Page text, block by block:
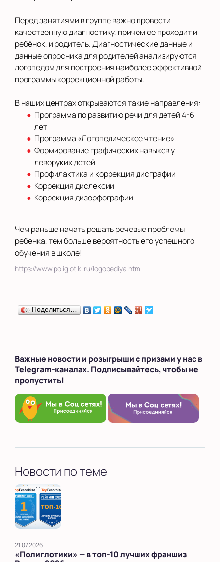
Перед занятиями в группе важно провести
качественную диагностику, причем ее проходит и
ребёнок, и родитель. Диагностические данные и
данные опросника для родителей анализируются
логопедом для построения наиболее эффективной
программы коррекционной работы.
В наших центрах открываются такие направления:
Программа по развитию речи для детей 4-6
лет
Программа «Логопедическое чтение»
Формирование графических навыков у
леворуких детей
Профилактика и коррекция дисграфии
Коррекция дислексии
Коррекция дизорфографии
Чем раньше начать решать речевые проблемы
ребенка, тем больше вероятность его успешного
обучения в школе!
https://www.poliglotiki.ru/logopediya.html
Поделиться…
Важные новости и розыгрыши с призами у нас в
Telegram-каналах. Подписывайтесь, чтобы не
пропустить!
Новости по теме
21.07.2026
«Полиглотики» — в топ‑10 лучших франшиз